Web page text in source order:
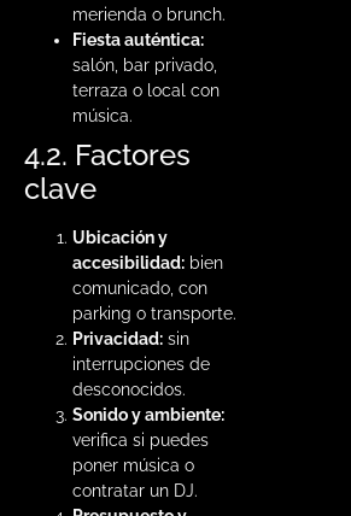
merienda o brunch.
Fiesta auténtica:
salón, bar privado,
terraza o local con
música.
4.2. Factores
clave
Ubicación y
accesibilidad: bien
comunicado, con
parking o transporte.
Privacidad: sin
interrupciones de
desconocidos.
Sonido y ambiente:
verifica si puedes
poner música o
contratar un DJ.